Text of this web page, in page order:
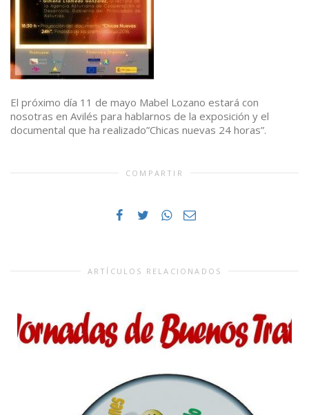
El próximo día 11 de mayo Mabel Lozano estará con
nosotras en Avilés para hablarnos de la exposición y el
documental que ha realizado”Chicas nuevas 24 horas”.
COMPARTIR
ARTÍCULOS RELACIONADOS